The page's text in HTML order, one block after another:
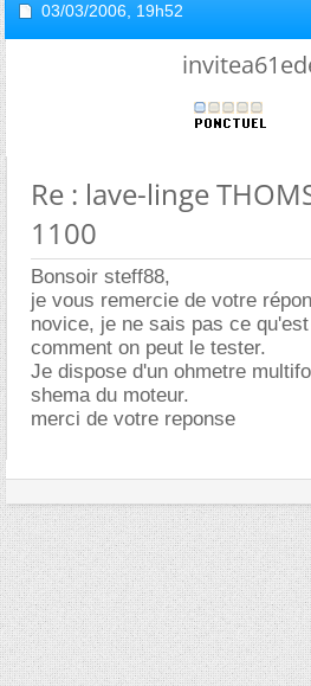
03/03/2006, 19h52
Re : lave-linge
1100
Bonsoir steff88,
je vous remercie de votre
novice, je ne sais pas ce
comment on peut le tester.
Je dispose d'un ohmetre
shema du moteur.
merci de votre reponse